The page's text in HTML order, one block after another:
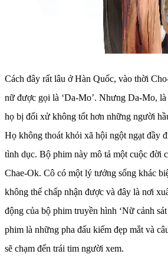
Cách đây rất lâu ở Hàn Quốc, vào thời
nữ được gọi là ‘Da-Mo’. Nhưng Da-Mo,
họ bị đối xử không tốt hơn những người
Họ không thoát khỏi xã hội ngột ngạt đầy
tình dục. Bộ phim này mô tả một cuộc đời
Chae-Ok. Cô có một lý tưởng sống khác
không thể chấp nhận được và đây là nơi
động của bộ phim truyền hình ‘Nữ cảnh
phim là những pha đấu kiếm đẹp mắt và
sẽ chạm đến trái tim người xem.